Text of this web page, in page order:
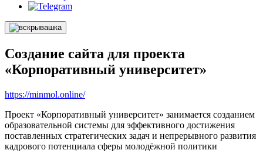
Создание сайта для проекта
«Корпоративный университет»
https://minmol.online/
Проект «Корпоративный университет» занимается созданием
образовательной системы для эффективного достижения
поставленных стратегических задач и непрерывного развития
кадрового потенциала сферы молодёжной политики